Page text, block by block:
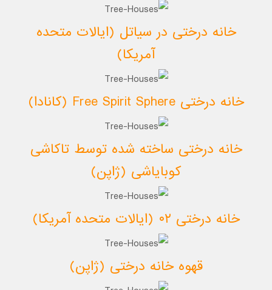
خانه درختی در سیاتل (ایالات متحده
آمریکا)
خانه درختی Free Spirit Sphere (کانادا)
خانه درختی ساخته شده توسط تاکاشی
کوبایاشی (ژاپن)
خانه درختی ۰۲ (ایالات متحده آمریکا)
قهوه خانه درختی (ژاپن)